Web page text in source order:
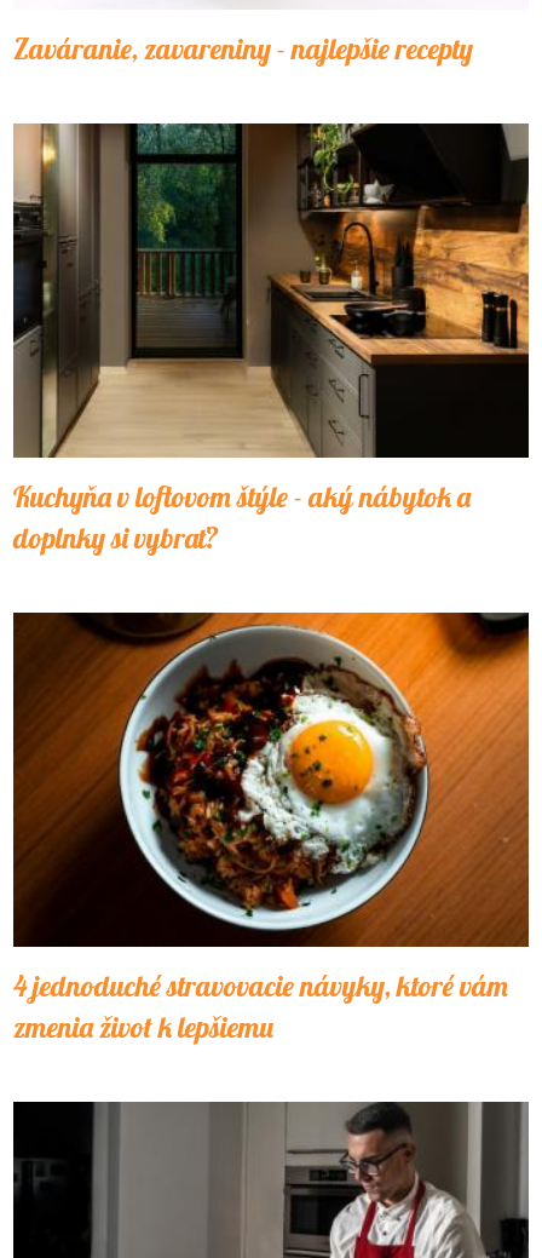
Zaváranie, zavareniny - najlepšie recepty
Kuchyňa v loftovom štýle - aký nábytok a
doplnky si vybrať?
4 jednoduché stravovacie návyky, ktoré vám
zmenia život k lepšiemu